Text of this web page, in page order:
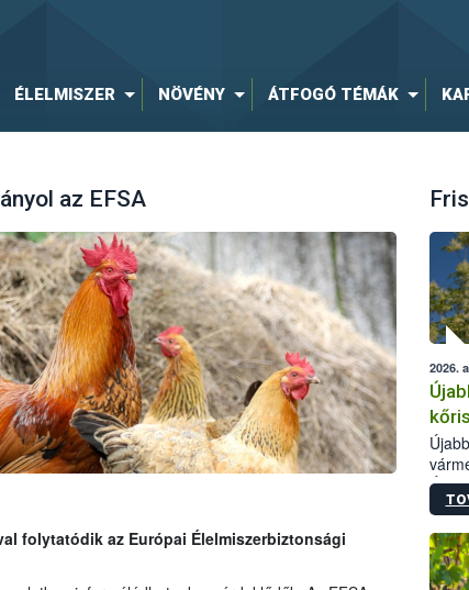
ÉLELMISZER NÖVÉNY ÁTFOGÓ TÉMÁK
az EFSA
folytatódik az Európai Élelmiszerbiztonsági
2026.